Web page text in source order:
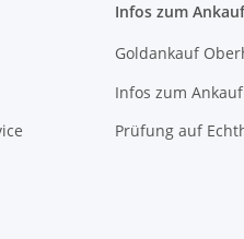
Infos zum Ankauf
Goldankauf
Infos zum Ankauf
Prüfung auf